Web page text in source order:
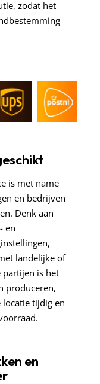
zodat het
is met name
en bedrijven
Denk aan
en
landelijke of
partijen is het
produceren,
locatie tijdig en
en